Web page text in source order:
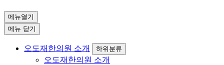
메뉴열기
메뉴 닫기
오도재한의원 소개 하위분류
오도재한의원 소개